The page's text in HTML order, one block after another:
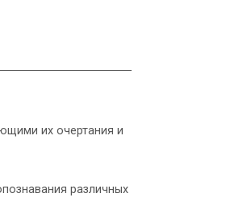
их очертания и
различных